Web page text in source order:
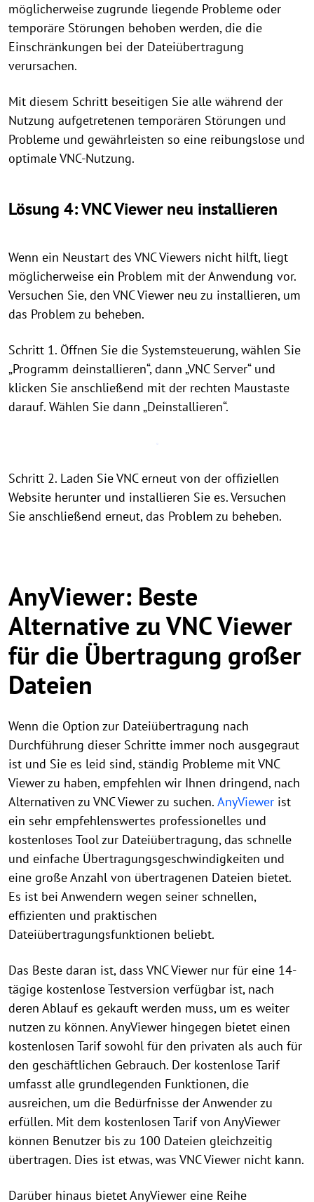
möglicherweise zugrunde liegende Probleme oder
temporäre Störungen behoben werden, die die
Einschränkungen bei der Dateiübertragung
verursachen.
Mit diesem Schritt beseitigen Sie alle während der
Nutzung aufgetretenen temporären Störungen und
Probleme und gewährleisten so eine reibungslose und
optimale VNC-Nutzung.
Lösung 4: VNC Viewer neu installieren
Wenn ein Neustart des VNC Viewers nicht hilft, liegt
möglicherweise ein Problem mit der Anwendung vor.
Versuchen Sie, den VNC Viewer neu zu installieren, um
das Problem zu beheben.
Schritt 1. Öffnen Sie die Systemsteuerung, wählen Sie
„Programm deinstallieren“, dann „VNC Server“ und
klicken Sie anschließend mit der rechten Maustaste
darauf. Wählen Sie dann „Deinstallieren“.
Schritt 2. Laden Sie VNC erneut von der offiziellen
Website herunter und installieren Sie es. Versuchen
Sie anschließend erneut, das Problem zu beheben.
AnyViewer: Beste
Alternative zu VNC Viewer
für die Übertragung großer
Dateien
Wenn die Option zur Dateiübertragung nach
Durchführung dieser Schritte immer noch ausgegraut
ist und Sie es leid sind, ständig Probleme mit VNC
Viewer zu haben, empfehlen wir Ihnen dringend, nach
Alternativen zu VNC Viewer zu suchen. AnyViewer ist
ein sehr empfehlenswertes professionelles und
kostenloses Tool zur Dateiübertragung, das schnelle
und einfache Übertragungsgeschwindigkeiten und
eine große Anzahl von übertragenen Dateien bietet.
Es ist bei Anwendern wegen seiner schnellen,
effizienten und praktischen
Dateiübertragungsfunktionen beliebt.
Das Beste daran ist, dass VNC Viewer nur für eine 14-
tägige kostenlose Testversion verfügbar ist, nach
deren Ablauf es gekauft werden muss, um es weiter
nutzen zu können. AnyViewer hingegen bietet einen
kostenlosen Tarif sowohl für den privaten als auch für
den geschäftlichen Gebrauch. Der kostenlose Tarif
umfasst alle grundlegenden Funktionen, die
ausreichen, um die Bedürfnisse der Anwender zu
erfüllen. Mit dem kostenlosen Tarif von AnyViewer
können Benutzer bis zu 100 Dateien gleichzeitig
übertragen. Dies ist etwas, was VNC Viewer nicht kann.
Darüber hinaus bietet AnyViewer eine Reihe